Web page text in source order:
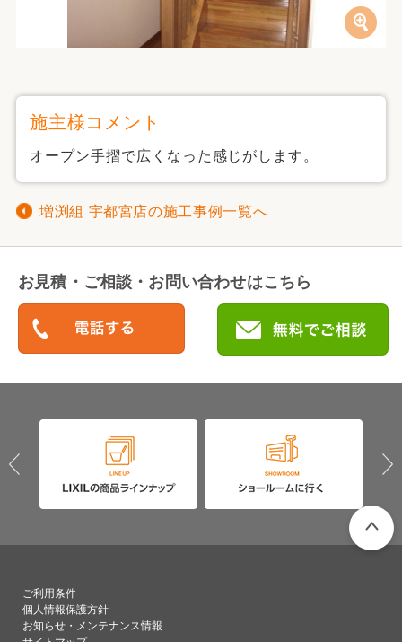
施主様コメント
オープン手摺で広くなった感じがします。
増渕組 宇都宮店の施工事例一覧へ
お見積・ご相談・お問い合わせはこちら
ご利用条件
個人情報保護方針
お知らせ・メンテナンス情報